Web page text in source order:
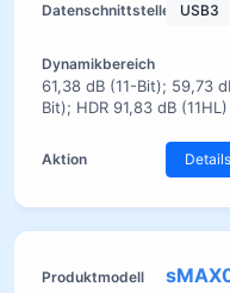
USB3
61,38 dB (11-Bit); 59,73
Bit); HDR 91,83 dB